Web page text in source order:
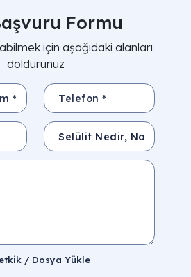
Formu
için aşağıdaki alanları
doldurunuz
Telefon *
Konu
/ Dosya Yükle